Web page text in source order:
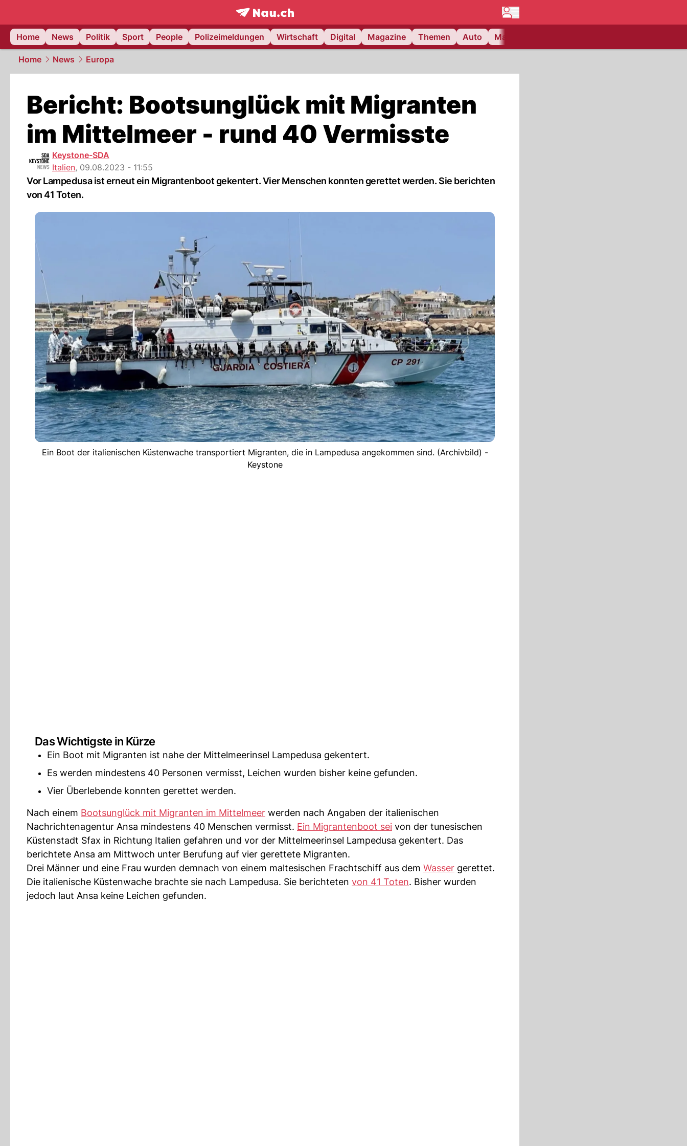
frontpage.NAU.ch
Home
News Politik Sport People Polizeimeldungen Wirtschaft Digital Magazine Themen Auto Matchcenter
Home News Europa
Bericht: Bootsunglück mit Migranten
im Mittelmeer - rund 40 Vermisste
Keystone-SDA
Italien, 09.08.2023 - 11:55
Vor Lampedusa ist erneut ein Migrantenboot gekentert. Vier Menschen konnten gerettet werden. Sie berichten
von 41 Toten.
Ein Boot der italienischen Küstenwache transportiert Migranten, die in Lampedusa angekommen sind. (Archivbild) -
Keystone
Das Wichtigste in Kürze
Ein Boot mit Migranten ist nahe der Mittelmeerinsel Lampedusa gekentert.
Es werden mindestens 40 Personen vermisst, Leichen wurden bisher keine gefunden.
Vier Überlebende konnten gerettet werden.
Nach einem Bootsunglück mit Migranten im Mittelmeer werden nach Angaben der italienischen
Nachrichtenagentur Ansa mindestens 40 Menschen vermisst. Ein Migrantenboot sei von der tunesischen
Küstenstadt Sfax in Richtung Italien gefahren und vor der Mittelmeerinsel Lampedusa gekentert. Das
berichtete Ansa am Mittwoch unter Berufung auf vier gerettete Migranten.
Drei Männer und eine Frau wurden demnach von einem maltesischen Frachtschiff aus dem Wasser gerettet.
Die italienische Küstenwache brachte sie nach Lampedusa. Sie berichteten von 41 Toten. Bisher wurden
jedoch laut Ansa keine Leichen gefunden.